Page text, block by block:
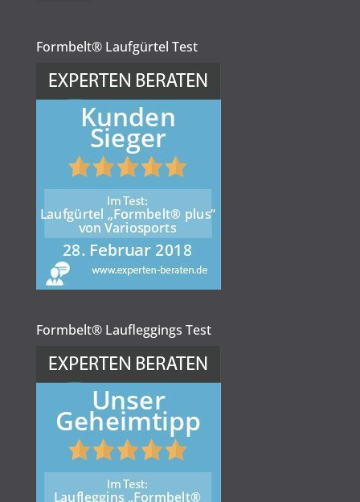
Formbelt® Laufgürtel Test
Formbelt® Laufleggings Test